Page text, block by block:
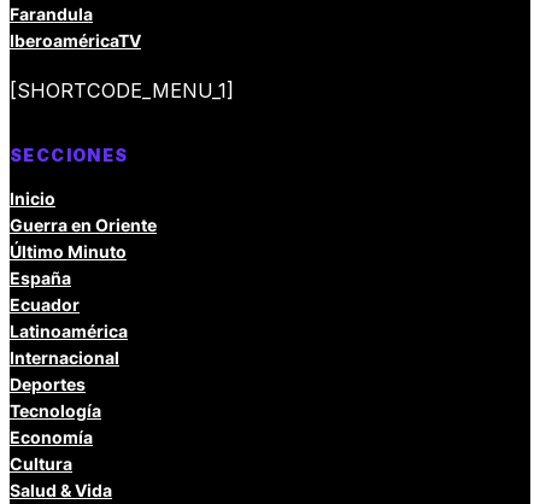
Farandula
IberoaméricaTV
[SHORTCODE_MENU_1]
SECCIONES
Inicio
Guerra en Oriente
Último Minuto
España
Ecuador
Latinoamérica
Internacional
Deportes
Tecnología
Economía
Cultura
Salud & Vida